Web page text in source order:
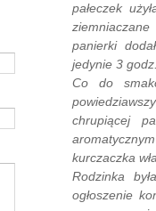
pałeczek
panierki
jedynie 3
Co do
chrupiącej
kurczaczka
Rodzinka
ogłoszenie